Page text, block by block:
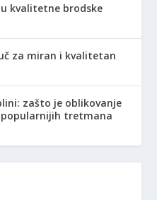
kvalitetne brodske
za miran i kvalitetan
zašto je oblikovanje
tretmana